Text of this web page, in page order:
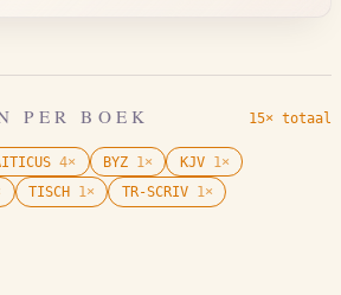
PER BOEK 15× totaal
4× BYZ 1 × KJV 1 ×
TISCH 1× TR-SCRIV 1×